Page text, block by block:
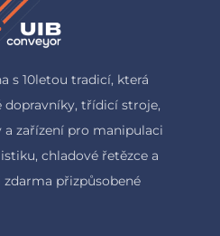
s 10letou tradicí, která
dopravníky, třídicí stroje,
a zařízení pro manipulaci
chladové řetězce a
přizpůsobené